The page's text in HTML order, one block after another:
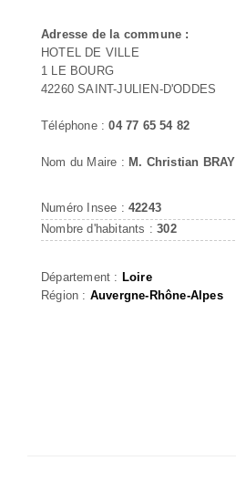
Adresse de la commune :
HOTEL DE VILLE
1 LE BOURG
42260 SAINT-JULIEN-D'ODDES
Téléphone :04 77 65 54 82
Nom du Maire : M. Christian BRAY
Numéro Insee : 42243
Nombre d'habitants :302
Département : Loire
Région : Auvergne-Rhône-Alpes